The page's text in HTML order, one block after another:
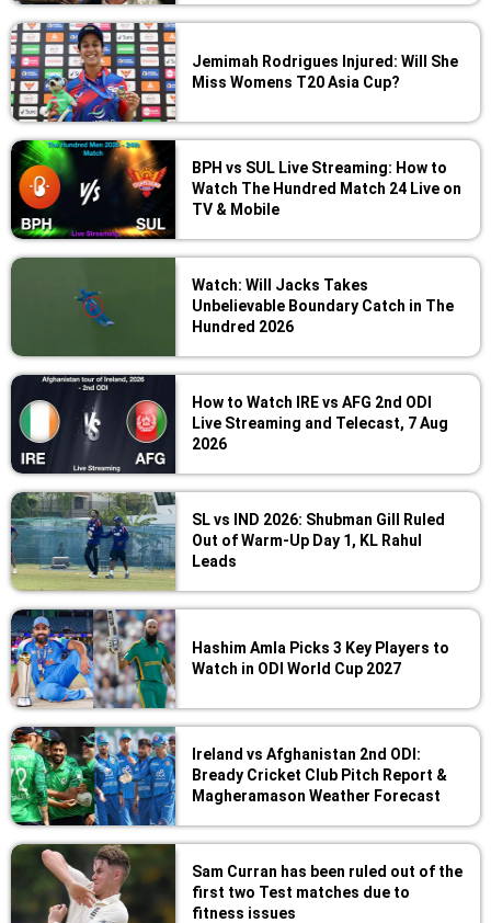
Jemimah Rodrigues Injured: Will She
Miss Womens T20 Asia Cup?
BPH vs SUL Live Streaming: How to
Watch The Hundred Match 24 Live on
TV & Mobile
Watch: Will Jacks Takes
Unbelievable Boundary Catch in The
Hundred 2026
How to Watch IRE vs AFG 2nd ODI
Live Streaming and Telecast, 7 Aug
2026
SL vs IND 2026: Shubman Gill Ruled
Out of Warm-Up Day 1, KL Rahul
Leads
Hashim Amla Picks 3 Key Players to
Watch in ODI World Cup 2027
Ireland vs Afghanistan 2nd ODI:
Bready Cricket Club Pitch Report &
Magheramason Weather Forecast
Sam Curran has been ruled out of the
first two Test matches due to
fitness issues